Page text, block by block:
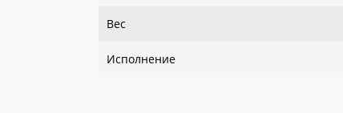
Вес
Исполнение